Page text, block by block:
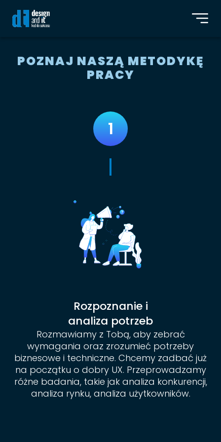
POZNAJ NASZĄ METODYKĘ
PRACY
Rozpoznanie i
analiza potrzeb
Rozmawiamy z Tobą, aby zebrać
wymagania oraz zrozumieć potrzeby
biznesowe i techniczne. Chcemy zadbać już
na początku o dobry UX. Przeprowadzamy
różne badania, takie jak analiza konkurencji,
analiza rynku, analiza użytkowników.
1